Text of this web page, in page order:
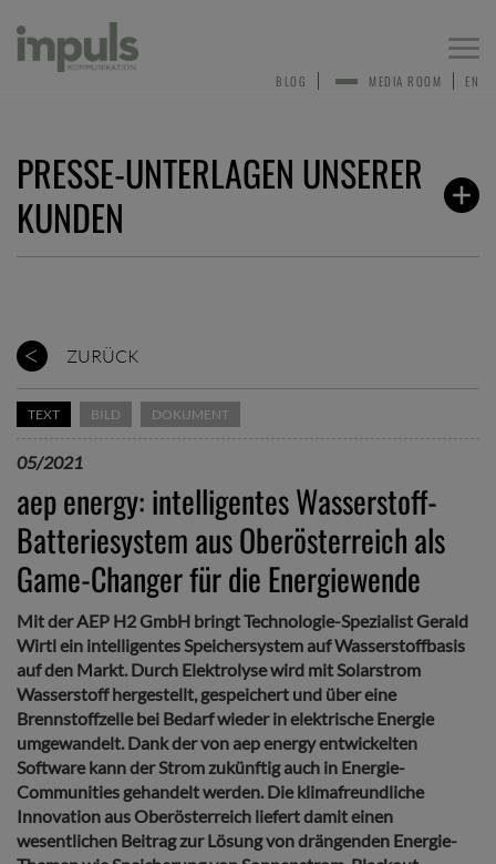
EN
MEDIA ROOM
BLOG
PRESSE-UNTERLAGEN UNSERER
KUNDEN
ZURÜCK
TEXT BILD DOKUMENT
05/2021
aep energy: intelligentes Wasserstoff-
Batteriesystem aus Oberösterreich als
Game-Changer für die Energiewende
Mit der AEP H2 GmbH bringt Technologie-Spezialist Gerald
Wirtl ein intelligentes Speichersystem auf Wasserstoffbasis
auf den Markt. Durch Elektrolyse wird mit Solarstrom
Wasserstoff hergestellt, gespeichert und über eine
Brennstoffzelle bei Bedarf wieder in elektrische Energie
umgewandelt. Dank der von aep energy entwickelten
Software kann der Strom zukünftig auch in Energie-
Communities gehandelt werden. Die klimafreundliche
Innovation aus Oberösterreich liefert damit einen
wesentlichen Beitrag zur Lösung von drängenden Energie-